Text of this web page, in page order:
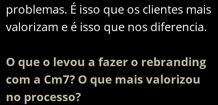
problemas. É isso que os clientes mais
valorizam e é isso que nos diferencia.
O que o levou a fazer o rebranding
com a Cm7? O que mais valorizou
no processo?